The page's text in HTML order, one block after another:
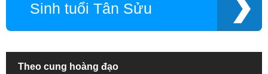
Sinh tuổi Tân Sửu
Theo cung hoàng đạo